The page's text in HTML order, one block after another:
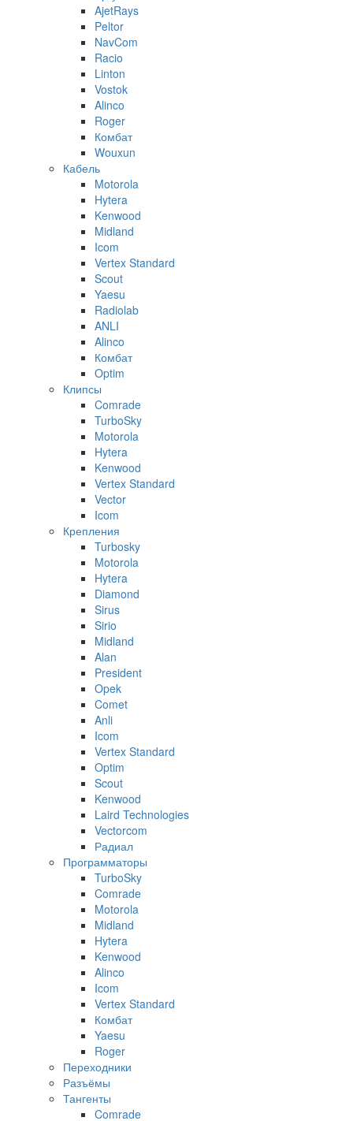
AjetRays
Peltor
NavCom
Racio
Linton
Vostok
Alinco
Roger
Комбат
Wouxun
Кабель
Motorola
Hytera
Kenwood
Midland
Icom
Vertex Standard
Scout
Yaesu
Radiolab
ANLI
Alinco
Комбат
Optim
Клипсы
Comrade
TurboSky
Motorola
Hytera
Kenwood
Vertex Standard
Vector
Icom
Крепления
Turbosky
Motorola
Hytera
Diamond
Sirus
Sirio
Midland
Alan
President
Opek
Comet
Anli
Icom
Vertex Standard
Optim
Scout
Kenwood
Laird Technologies
Vectorcom
Радиал
Программаторы
TurboSky
Comrade
Motorola
Midland
Hytera
Kenwood
Alinco
Icom
Vertex Standard
Комбат
Yaesu
Roger
Переходники
Разъёмы
Тангенты
Comrade